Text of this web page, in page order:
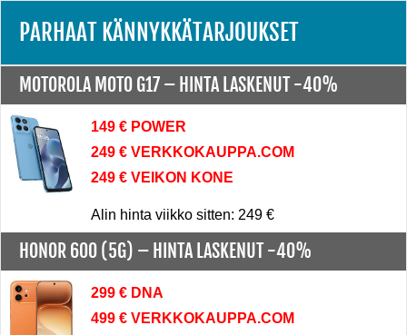
PARHAAT KÄNNYKKÄTARJOUKSET
MOTOROLA MOTO G17 – HINTA LASKENUT -40%
149 € POWER
249 € VERKKOKAUPPA.COM
249 € VEIKON KONE
Alin hinta viikko sitten: 249 €
HONOR 600 (5G) – HINTA LASKENUT -40%
299 € DNA
499 € VERKKOKAUPPA.COM